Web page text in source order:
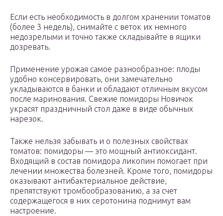
Если есть необходимость в долгом хранении томатов
(более 3 недель), снимайте с веток их немного
недозрелыми и точно также складывайте в ящики
дозревать.
Применение урожая самое разнообразное: плоды
удобно консервировать, они замечательно
укладываются в банки и обладают отличным вкусом
после маринования. Свежие помидоры Новичок
украсят праздничный стол даже в виде обычных
нарезок.
Также нельзя забывать и о полезных свойствах
томатов: помидоры — это мощный антиоксидант.
Входящий в состав помидора ликопин помогает при
лечении множества болезней. Кроме того, помидоры
оказывают антибактериальное действие,
препятствуют тромбообразованию, а за счет
содержащегося в них серотонина поднимут вам
настроение.